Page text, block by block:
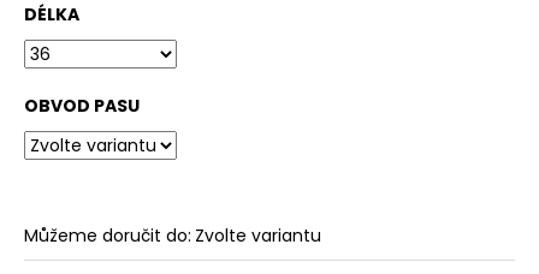
DÉLKA
OBVOD PASU
Můžeme doručit do: Zvolte variantu
m
e
PÁNSKÁ
ČERNÁ
MIKINA
LONGBRO,
PRODLOUŽENÁ